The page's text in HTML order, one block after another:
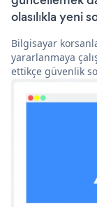
olasılıkla yeni
Bilgisayar
yararlanmaya
ettikçe güvenlik